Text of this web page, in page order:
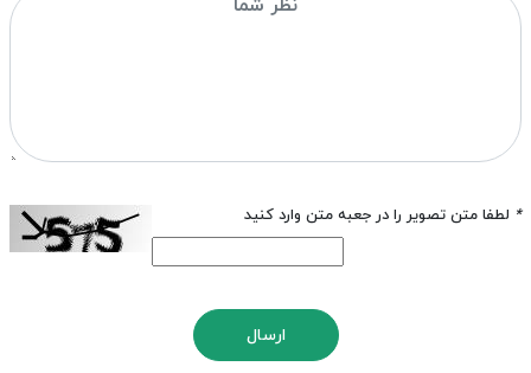
* لطفا متن تصویر را در جعبه متن وارد کنید
ارسال